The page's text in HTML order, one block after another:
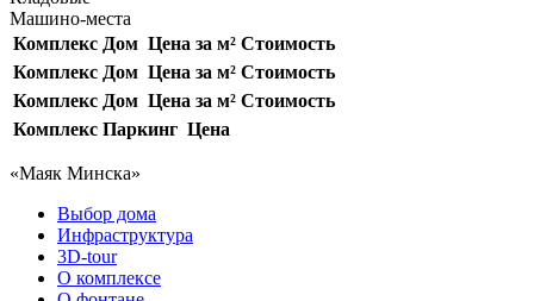
Машино-места
Комплекс Дом Цена за м² Стоимость
Комплекс Дом Цена за м² Стоимость
Комплекс Дом Цена за м² Стоимость
Комплекс Паркинг Цена
«Маяк Минска»
Выбор дома
Инфраструктура
3D-tour
О комплексе